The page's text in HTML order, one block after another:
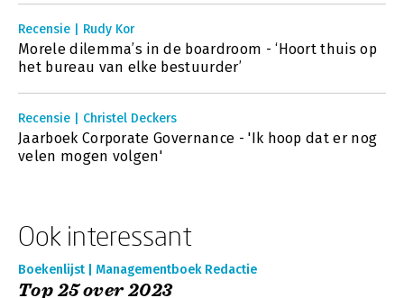
Recensie | Rudy Kor
Morele dilemma’s in de boardroom - ‘Hoort thuis op
het bureau van elke bestuurder’
Recensie | Christel Deckers
Jaarboek Corporate Governance - 'Ik hoop dat er nog
velen mogen volgen'
Ook interessant
Boekenlijst | Managementboek Redactie
Top 25 over 2023